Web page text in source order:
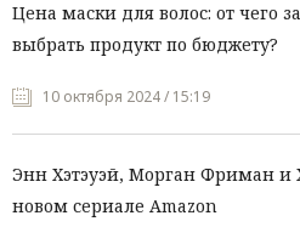
Цена маски для волос: от чего
выбрать продукт по бюджету?
10 октября 2024 / 15:19
Энн Хэтэуэй, Морган Фриман и
новом сериале Amazon